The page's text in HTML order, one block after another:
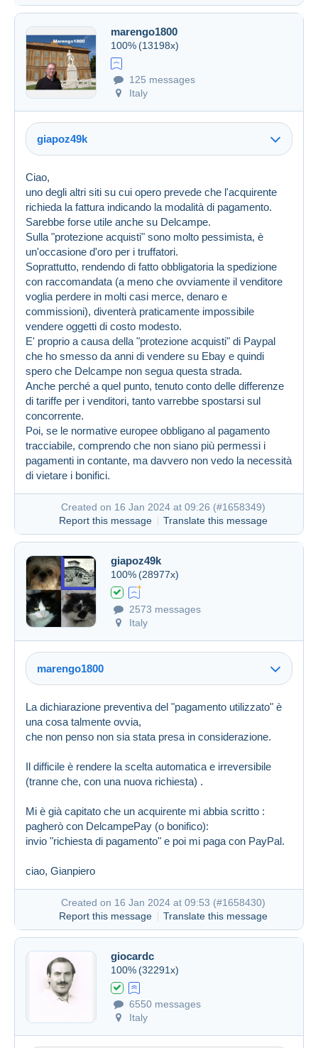
Created on 16 Jan 2024 at 07:58
marengo1800
100% (13198x)
125 messages
Italy
giapoz49k
Created on 16 Jan 2024 at 07:58
Ciao,
uno degli altri siti su cui opero prevede che l'acquirente
richieda la fattura indicando la modalità di pagamento.
Sarebbe forse utile anche su Delcampe.
Sulla "protezione acquisti" sono molto pessimista, è
un'occasione d'oro per i truffatori.
Soprattutto, rendendo di fatto obbligatoria la spedizione
con raccomandata (a meno che ovviamente il venditore
voglia perdere in molti casi merce, denaro e
commissioni), diventerà praticamente impossibile
vendere oggetti di costo modesto.
E' proprio a causa della "protezione acquisti" di Paypal
che ho smesso da anni di vendere su Ebay e quindi
spero che Delcampe non segua questa strada.
Anche perché a quel punto, tenuto conto delle differenze
di tariffe per i venditori, tanto varrebbe spostarsi sul
concorrente.
Poi, se le normative europee obbligano al pagamento
tracciabile, comprendo che non siano più permessi i
pagamenti in contante, ma davvero non vedo la necessità
di vietare i bonifici.
Created on 16 Jan 2024 at 09:26 (#1658349)
Report this message
Translate this message
giapoz49k
100% (28977x)
2573 messages
Italy
marengo1800
La dichiarazione preventiva del "pagamento utilizzato" è
una cosa talmente ovvia,
che non penso non sia stata presa in considerazione.
Il difficile è rendere la scelta automatica e irreversibile
(tranne che, con una nuova richiesta) .
Mi è già capitato che un acquirente mi abbia scritto :
pagherò con DelcampePay (o bonifico):
invio "richiesta di pagamento" e poi mi paga con PayPal.
ciao, Gianpiero
Created on 16 Jan 2024 at 09:53 (#1658430)
Report this message
Translate this message
giocardc
100% (32291x)
6550 messages
Italy